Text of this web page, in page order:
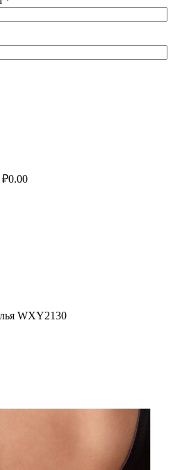
₽0.00
WXY2130